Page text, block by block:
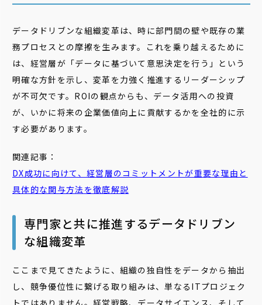
データドリブンな組織変革は、時に部門間の壁や既存の業
務プロセスとの摩擦を生みます。これを乗り越えるために
は、経営層が「データに基づいて意思決定を行う」という
明確な方針を示し、変革を力強く推進するリーダーシップ
が不可欠です。ROIの観点からも、データ活用への投資
が、いかに将来の企業価値向上に貢献するかを全社的に示
す必要があります。
関連記事：
DX成功に向けて、経営層のコミットメントが重要な理由と
具体的な関与方法を徹底解説
専門家と共に推進するデータドリブン
な組織変革
ここまで見てきたように、組織の独自性をデータから抽出
し、競争優位性に繋げる取り組みは、単なるITプロジェク
トではありません。経営戦略、データサイエンス、そして